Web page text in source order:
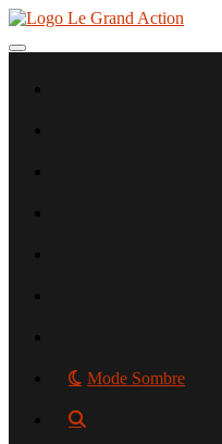
Aller
contenu
Toggle navigation
Mode Sombre